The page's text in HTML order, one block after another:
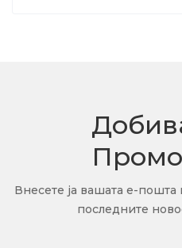
Внесете ја вашата е-пошта
последните